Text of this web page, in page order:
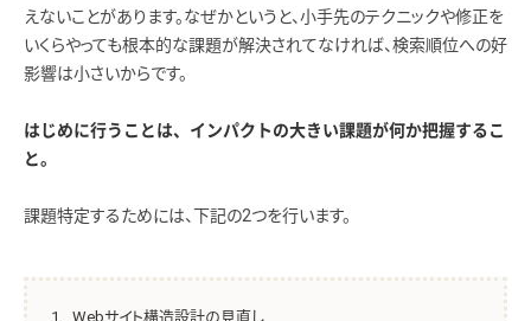
えないことがあります。なぜかというと、小手先のテクニックや修正を
いくらやっても根本的な課題が解決されてなければ、検索順位への好
影響は小さいからです。
はじめに行うことは、インパクトの大きい課題が何か把握するこ
と。
課題特定するためには、下記の2つを行います。
Webサイト構造設計の見直し